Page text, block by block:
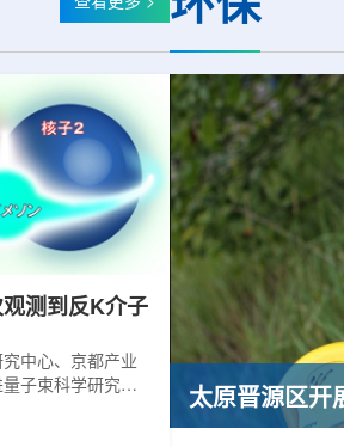
提出的
表示和
于前列腺癌、神经内分泌肿瘤
期约为6.6天，从生产、运输
制备和患者给药...
测到反K介子
中心、京都产业
子束科学研究中
太原晋源区开